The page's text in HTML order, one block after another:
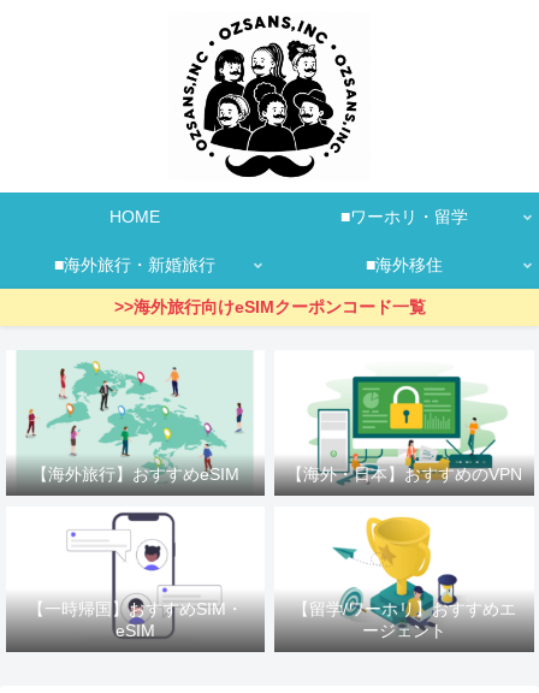
HOME ■ワーホリ・留学
■海外旅行・新婚旅行 ■海外移住
>>海外旅行向けeSIMクーポンコード一覧
【海外旅行】おすすめeSIM 【海外・日本】おすすめのVPN
【一時帰国】おすすめSIM・
eSIM
【留学/ワーホリ】おすすめエ
ージェント